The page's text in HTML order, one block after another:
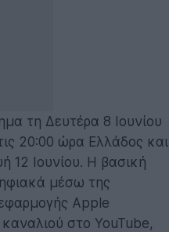
τη Δευτέρα 8 Ιουνίου
20:00 ώρα Ελλάδος και
12 Ιουνίου. Η βασική
μέσω της
Apple
στο YouTube,